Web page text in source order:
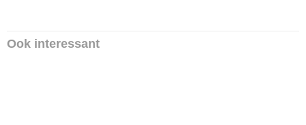
Ook interessant